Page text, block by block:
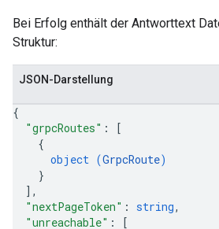
Bei Erfolg enthält der Antworttext
Struktur:
JSON-Darstellung
{
"grpcRoutes" :
[
{
object (GrpcRoute)
}
] ,
"nextPageToken" : string,
"unreachable" : [